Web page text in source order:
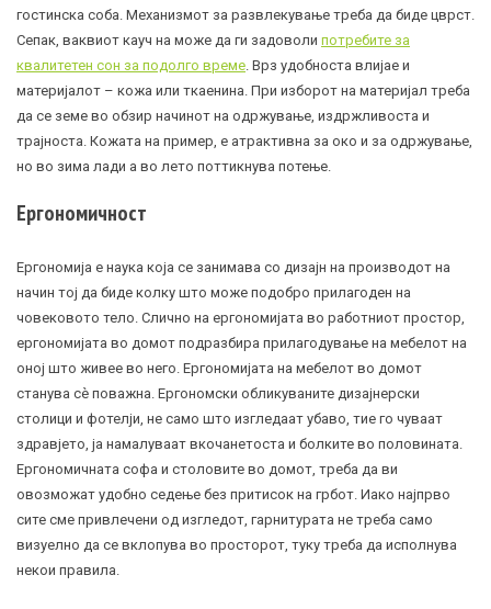
гостинска соба. Механизмот за развлекување треба да биде цврст.
Сепак, ваквиот кауч на може да ги задоволи потребите за
квалитетен сон за подолго време . Врз удобноста влијае и
материјалот – кожа или ткаенина. При изборот на материјал треба
да се земе во обзир начинот на одржување, издржливоста и
трајноста. Кожата на пример, е атрактивна за око и за одржување,
но во зима лади а во лето поттикнува потење.
Ергономичност
Ергономија е наука која се занимава со дизајн на производот на
начин тој да биде колку што може подобро прилагоден на
човековото тело. Слично на ергономијата во работниот простор,
ергономијата во домот подразбира прилагодување на мебелот на
оној што живее во него. Ергономијата на мебелот во домот
станува сè поважна. Ергономски обликуваните дизајнерски
столици и фотелји, не само што изгледаат убаво, тие го чуваат
здравјето, ја намалуваат вкочанетоста и болките во половината.
Ергономичната софа и столовите во домот, треба да ви
овозможат удобно седење без притисок на грбот. Иако најпрво
сите сме привлечени од изгледот, гарнитурата не треба само
визуелно да се вклопува во просторот, туку треба да исполнува
некои правила.